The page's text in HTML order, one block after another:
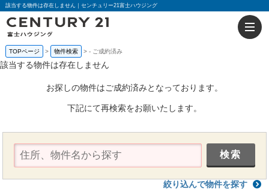
該当する物件は存在しません｜センチュリー21富士ハウジング
TOPページ 物件検索 - ご成約済み
該当する物件は存在しません
お探しの物件はご成約済みとなっております。
下記にて再検索をお願いたします。
絞り込んで物件を探す